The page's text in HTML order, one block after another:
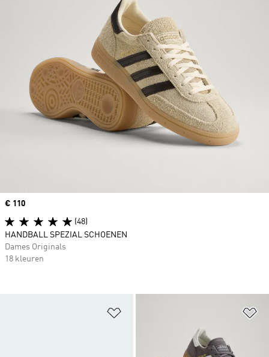
Price
€ 110
(48)
HANDBALL SPEZIAL SCHOENEN
Dames Originals
18 kleuren